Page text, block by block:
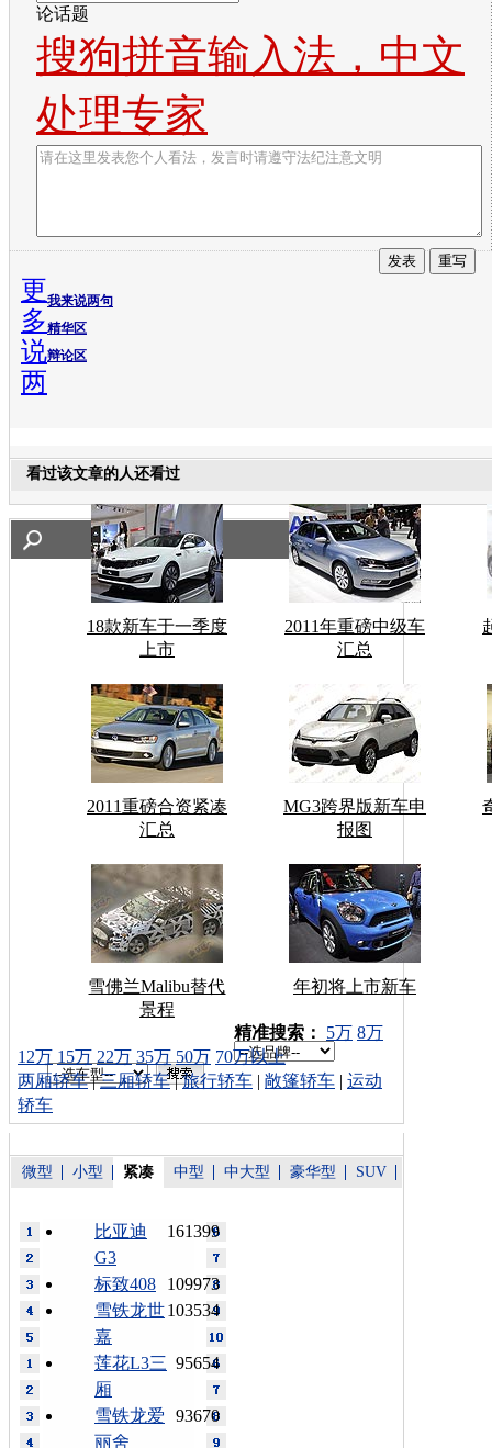
论话题
搜狗拼音输入法，中文
处理专家
我来说两句
精华区
辩论区
更
多
说
两
看过该文章的人还看过
18款新车于一季度
上市
2011年重磅中级车
汇总
2011重磅合资紧凑
汇总
MG3跨界版新车申
报图
雪佛兰Malibu替代
景程
年初将上市新车
车型搜索：
精准搜索： 5万 8万
12万 15万 22万 35万 50万 70万以上
两厢轿车|三厢轿车|旅行轿车 | 敞篷轿车 | 运动
轿车
微型 小型 紧凑 中型 中大型 豪华型 SUV
161399
比亚迪
G3
109973
标致408
103534
雪铁龙世
嘉
95654
莲花L3三
厢
93670
雪铁龙爱
丽舍